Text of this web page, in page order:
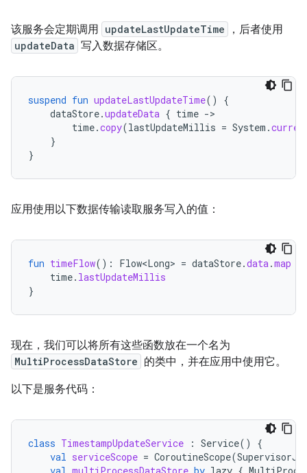
该服务会定期调用 updateLastUpdateTime ，后者使用
updateData 写入数据存储区。
suspend fun updateLastUpdateTime()
{
dataStore.updateData { time -
time.copy(lastUpdateMillis = System .
}
}
应用使用以下数据传输读取服务写入的值：
fun timeFlow(): Flow<Long> = dataStore.data.map
time. lastUpdateMillis
}
现在，我们可以将所有这些函数放在一个名为
MultiProcessDataStore 的类中，并在应用中使用它。
以下是服务代码：
class TimestampUpdateService : Service()
{
val serviceScope = CoroutineScope(